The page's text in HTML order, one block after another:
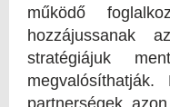
működő
hozzájussanak
stratégiájuk
partnerségek